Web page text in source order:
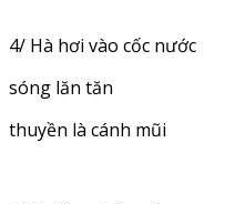
4/ Hà hơi vào cốc nước
sóng lăn tăn
thuyền là cánh mũi